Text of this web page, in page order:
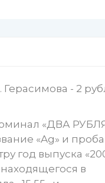
- 2
«ДВА
«Ag» и проба
год выпуска
находящегося в